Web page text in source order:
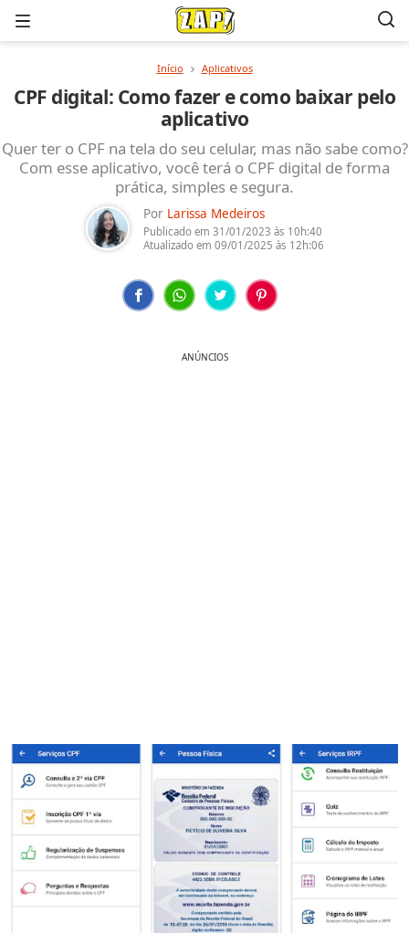
Menu
Início Aplicativos
CPF digital: Como fazer e como baixar pelo
aplicativo
Quer ter o CPF na tela do seu celular, mas não sabe como?
Com esse aplicativo, você terá o CPF digital de forma
prática, simples e segura.
Por Larissa Medeiros
Publicado em 31/01/2023 às 10h:40
Atualizado em 09/01/2025 às 12h:06
ANÚNCIOS